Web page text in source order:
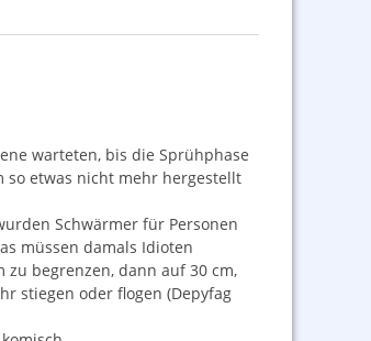
warteten, bis die Sprühphase
so etwas nicht mehr hergestellt
Schwärmer für Personen
müssen damals Idioten
begrenzen, dann auf 30 cm,
stiegen oder flogen (Depyfag